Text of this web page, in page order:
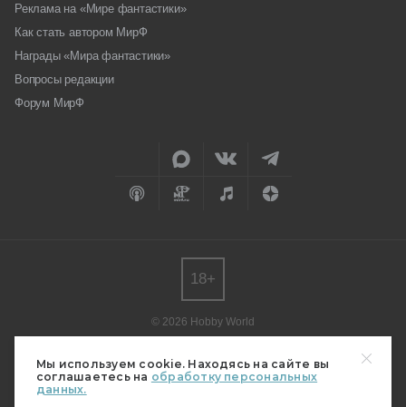
Мы используем cookie. Находясь на сайте вы
соглашаетесь на обработку персональных
данных.
Реклама на «Мире фантастики»
Как стать автором МирФ
Награды «Мира фантастики»
Вопросы редакции
Форум МирФ
© 2026 Hobby World
редакции.
Мнение авторов может не совпадать с мнением редакции.
Свидетельство о регистрации СМИ серия Эл № ФС77-82485
18+